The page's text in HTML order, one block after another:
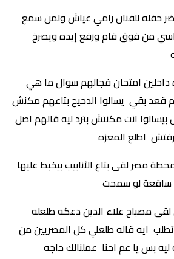
حفله للفنان رامي عياش ولمن سمع
من فوق قام ورفع إيده ويصرخ
امتحان فجالهم سوال ما هي
قعد بقي يسالوا الدحيح بتاعهم مكنش
بيسالوا انت مكنتش بترد ليه قالهم اصل
اطلع المعزه
مصر لقى بتاع الأنابيب بيخبط عليها
ساقعة لو سمحت
مصباح علاء الدين دعكه طلعله
ايه قاله طلعلي كل المصريين من
بس يا عم احنا عملنالك حاجه